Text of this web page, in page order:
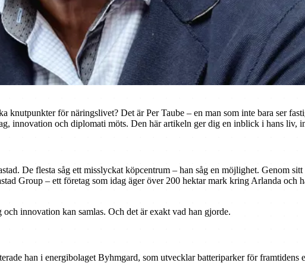
knutpunkter för näringslivet? Det är Per Taube – en man som inte bara ser
innovation och diplomati möts. Den här artikeln ger dig en inblick i hans liv,
De flesta såg ett misslyckat köpcentrum – han såg en möjlighet. Genom
Group – ett företag som idag äger över 200 hektar mark kring Arlanda och
innovation kan samlas. Och det är exakt vad han gjorde.
han i energibolaget Byhmgard, som utvecklar batteriparker för